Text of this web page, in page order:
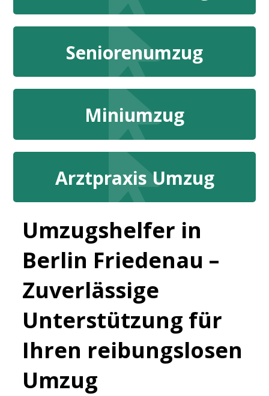
Seniorenumzug
Miniumzug
Arztpraxis Umzug
Umzugshelfer in
Berlin Friedenau –
Zuverlässige
Unterstützung für
Ihren reibungslosen
Umzug